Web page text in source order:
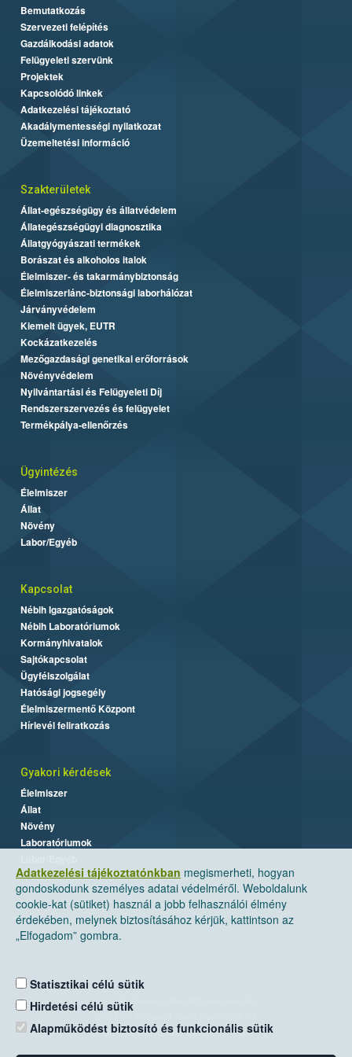
Adatkezelési tájékoztatónkban megismerheti, hogyan
gondoskodunk személyes adatai védelméről. Weboldalunk
cookie-kat (sütiket) használ a jobb felhasználói élmény
érdekében, melynek biztosításához kérjük, kattintson az
„Elfogadom” gombra.
Statisztikai célú sütik
Hirdetési célú sütik
Alapműködést biztosító és funkcionális sütik
Bemutatkozás
Szervezeti felépítés
Gazdálkodási adatok
Felügyeleti szervünk
Projektek
Kapcsolódó linkek
Adatkezelési tájékoztató
Akadálymentességi nyilatkozat
Üzemeltetési információ
Szakterületek
Állat-egészségügy és állatvédelem
Állategészségügyi diagnosztika
Állatgyógyászati termékek
Borászat és alkoholos italok
Élelmiszer- és takarmánybiztonság
Élelmiszerlánc-biztonsági laborhálózat
Járványvédelem
Kiemelt ügyek, EUTR
Kockázatkezelés
Mezőgazdasági genetikai erőforrások
Növényvédelem
Nyilvántartási és Felügyeleti Díj
Rendszerszervezés és felügyelet
Termékpálya-ellenőrzés
Ügyintézés
Élelmiszer
Állat
Növény
Labor/Egyéb
Kapcsolat
Nébih Igazgatóságok
Nébih Laboratóriumok
Kormányhivatalok
Sajtókapcsolat
Ügyfélszolgálat
Hatósági jogsegély
Élelmiszermentő Központ
Hírlevél feliratkozás
Gyakori kérdések
Élelmiszer
Állat
Növény
Laboratóriumok
Nemzeti Élelmiszerlánc-biztonsági Hivatal
Levelezési cím: 1525 Budapest. Pf. 30.